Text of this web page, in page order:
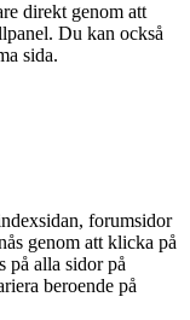
direkt genom att
Du kan också
sida.
forumsidor
genom att klicka på
på alla sidor på
beroende på